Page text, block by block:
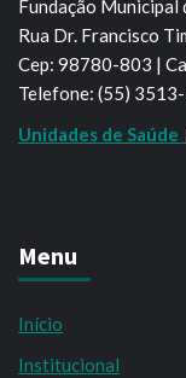
Fundação Municipal
Rua Dr. Francisco
Cep: 98780-803 |
Telefone: (55)
Unidades de Saúde
Menu
Início
Institucional